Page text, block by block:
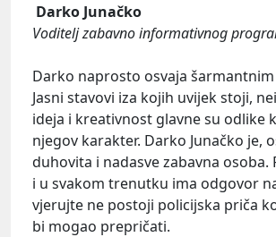
Darko Junačko
Voditelj zabavno informativnog
Darko naprosto osvaja
Jasni stavovi iza kojih uvijek stoji,
ideja i kreativnost glavne su odlike
njegov karakter. Darko Junačko je,
duhovita i nadasve zabavna osoba.
i u svakom trenutku ima odgovor
vjerujte ne postoji policijska priča
bi mogao prepričati.